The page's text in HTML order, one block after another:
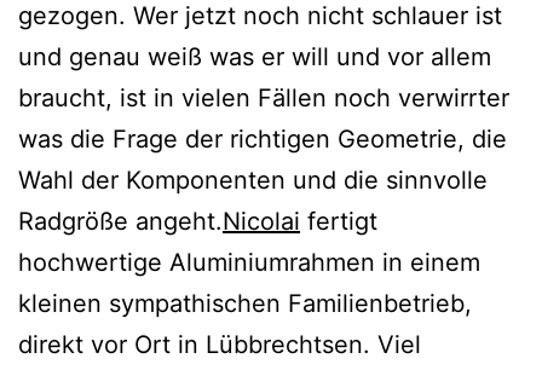
gezogen. Wer jetzt noch nicht schlauer ist
und genau weiß was er will und vor allem
braucht, ist in vielen Fällen noch verwirrter
was die Frage der richtigen Geometrie, die
Wahl der Komponenten und die sinnvolle
Radgröße angeht.Nicolai fertigt
hochwertige Aluminiumrahmen in einem
kleinen sympathischen Familienbetrieb,
direkt vor Ort in Lübbrechtsen. Viel